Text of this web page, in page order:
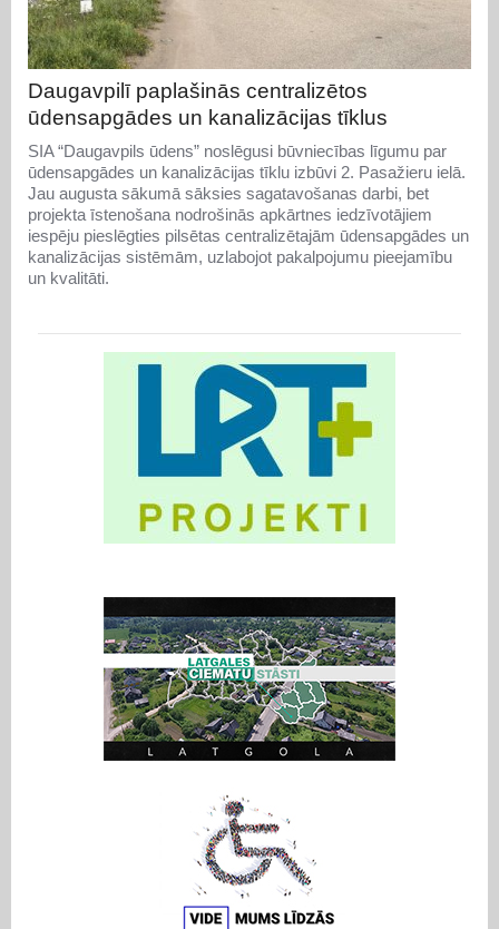
Daugavpilī paplašinās centralizētos
ūdensapgādes un kanalizācijas tīklus
SIA “Daugavpils ūdens” noslēgusi būvniecības līgumu par
ūdensapgādes un kanalizācijas tīklu izbūvi 2. Pasažieru ielā.
Jau augusta sākumā sāksies sagatavošanas darbi, bet
projekta īstenošana nodrošinās apkārtnes iedzīvotājiem
iespēju pieslēgties pilsētas centralizētajām ūdensapgādes un
kanalizācijas sistēmām, uzlabojot pakalpojumu pieejamību
un kvalitāti.